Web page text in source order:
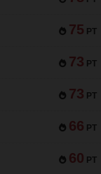
75 PT
73 PT
73 PT
66 PT
60 PT